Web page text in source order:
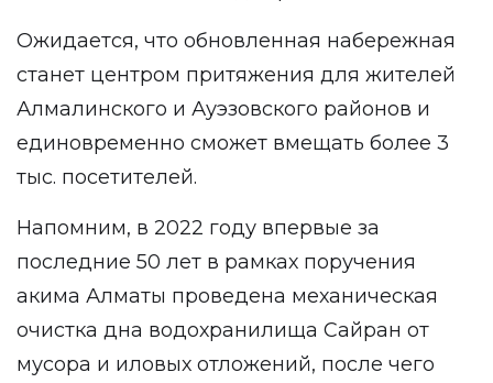
Ожидается, что обновленная набережная
станет центром притяжения для жителей
Алмалинского и Ауэзовского районов и
единовременно сможет вмещать более 3
тыс. посетителей.
Напомним, в 2022 году впервые за
последние 50 лет в рамках поручения
акима Алматы проведена механическая
очистка дна водохранилища Сайран от
мусора и иловых отложений, после чего